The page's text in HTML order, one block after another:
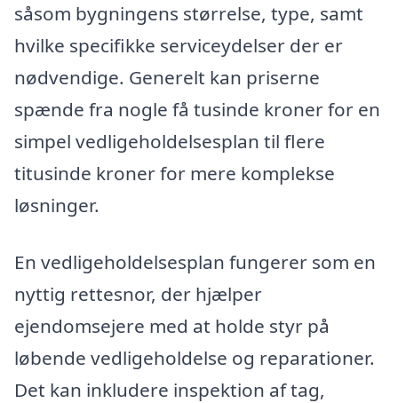
såsom bygningens størrelse, type, samt
hvilke specifikke serviceydelser der er
nødvendige. Generelt kan priserne
spænde fra nogle få tusinde kroner for en
simpel vedligeholdelsesplan til flere
titusinde kroner for mere komplekse
løsninger.
En vedligeholdelsesplan fungerer som en
nyttig rettesnor, der hjælper
ejendomsejere med at holde styr på
løbende vedligeholdelse og reparationer.
Det kan inkludere inspektion af tag,